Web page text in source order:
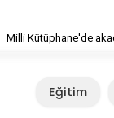
Milli Kütüphane'de
Eğitim